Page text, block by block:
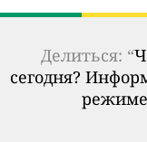
Делиться: “
сегодня?
режиме